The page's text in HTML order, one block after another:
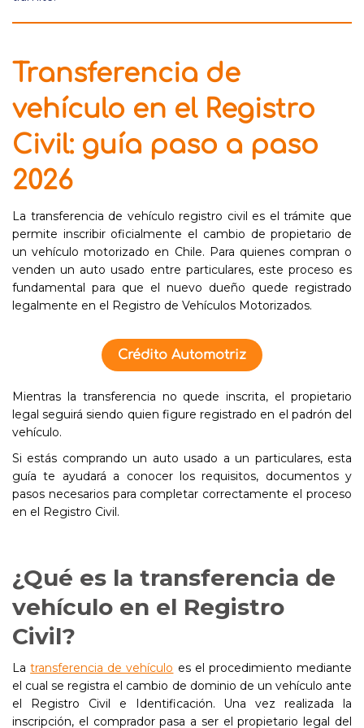
Transferencia de
vehículo en el Registro
Civil: guía paso a paso
2026
La transferencia de vehículo registro civil es el trámite que
permite inscribir oficialmente el cambio de propietario de
un vehículo motorizado en Chile. Para quienes compran o
venden un auto usado entre particulares, este proceso es
fundamental para que el nuevo dueño quede registrado
legalmente en el Registro de Vehículos Motorizados.
Crédito Automotriz
Mientras la transferencia no quede inscrita, el propietario
legal seguirá siendo quien figure registrado en el padrón del
vehículo.
Si estás comprando un auto usado a un particulares, esta
guía te ayudará a conocer los requisitos, documentos y
pasos necesarios para completar correctamente el proceso
en el Registro Civil.
¿Qué es la transferencia de
vehículo en el Registro
Civil?
Latransferencia de vehículo es el procedimiento mediante
el cual se registra el cambio de dominio de un vehículo ante
el Registro Civil e Identificación. Una vez realizada la
inscripción, el comprador pasa a ser el propietario legal del